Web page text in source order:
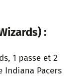
:
1 passe et 2
Indiana Pacers